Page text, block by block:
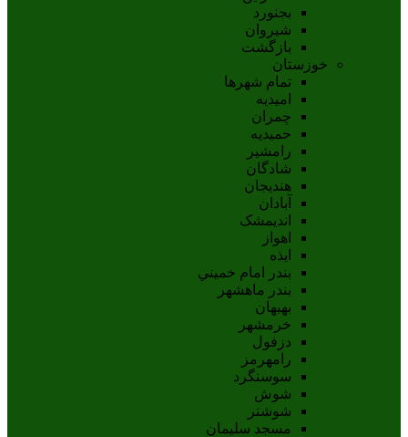
بجنورد
شيروان
بازگشت
خوزستان
تمام شهر‌ها
امیدیه
چمران
حمیدیه
رامشیر
شادگان
هندیجان
آبادان
انديمشک
اهواز
ايذه
بندر امام خميني
بندر ماهشهر
بهبهان
خرمشهر
دزفول
رامهرمز
سوسنگرد
شوش
شوشتر
مسجد سليمان